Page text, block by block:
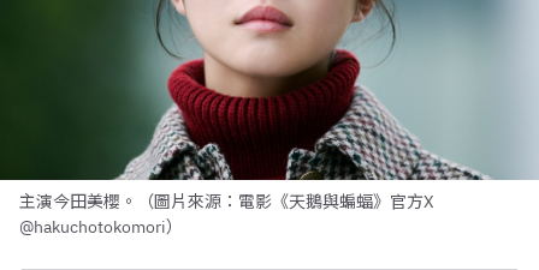
主演今田美櫻。（圖片來源：電影《天鵝與蝙蝠》官方X
@hakuchotokomori）